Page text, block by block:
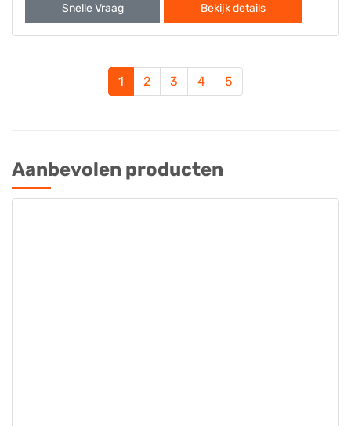
Snelle Vraag Bekijk details
1 2 3 4 5
Aanbevolen producten